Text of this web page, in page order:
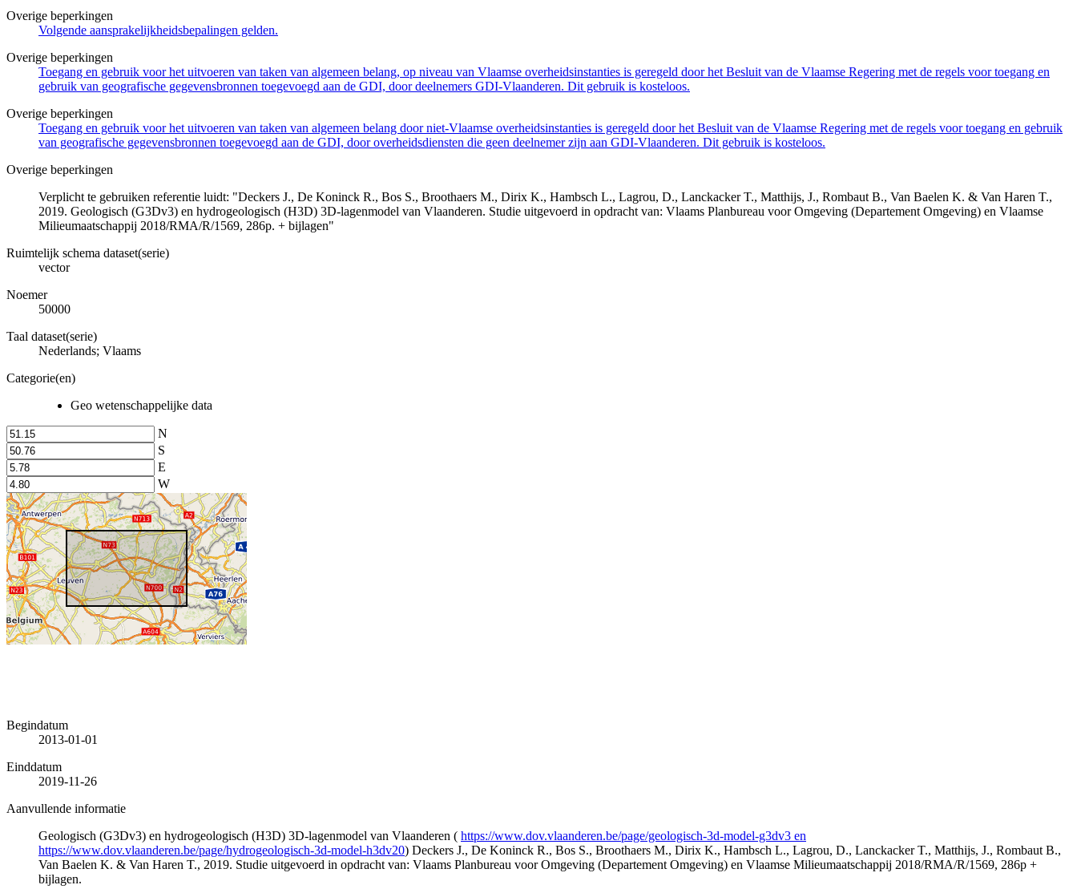
Overige beperkingen
Volgende aansprakelijkheidsbepalingen gelden.
Overige beperkingen
Toegang en gebruik voor het uitvoeren van taken van algemeen belang, op niveau van Vlaamse overheidsinstanties is geregeld door het Besluit van de Vlaamse Regering met de regels voor toegang en
gebruik van geografische gegevensbronnen toegevoegd aan de GDI, door deelnemers GDI-Vlaanderen. Dit gebruik is kosteloos.
Overige beperkingen
Toegang en gebruik voor het uitvoeren van taken van algemeen belang door niet-Vlaamse overheidsinstanties is geregeld door het Besluit van de Vlaamse Regering met de regels voor toegang en gebruik
van geografische gegevensbronnen toegevoegd aan de GDI, door overheidsdiensten die geen deelnemer zijn aan GDI-Vlaanderen. Dit gebruik is kosteloos.
Overige beperkingen
Verplicht te gebruiken referentie luidt: "Deckers J., De Koninck R., Bos S., Broothaers M., Dirix K., Hambsch L., Lagrou, D., Lanckacker T., Matthijs, J., Rombaut B., Van Baelen K. & Van Haren T.,
2019. Geologisch (G3Dv3) en hydrogeologisch (H3D) 3D-lagenmodel van Vlaanderen. Studie uitgevoerd in opdracht van: Vlaams Planbureau voor Omgeving (Departement Omgeving) en Vlaamse
Milieumaatschappij 2018/RMA/R/1569, 286p. + bijlagen"
Ruimtelijk schema dataset(serie)
vector
Noemer
50000
Taal dataset(serie)
Nederlands; Vlaams
Categorie(en)
Geo wetenschappelijke data
N
S
E
W
Begindatum
2013-01-01
Einddatum
2019-11-26
Aanvullende informatie
Geologisch (G3Dv3) en hydrogeologisch (H3D) 3D-lagenmodel van Vlaanderen ( https://www.dov.vlaanderen.be/page/geologisch-3d-model-g3dv3 en
https://www.dov.vlaanderen.be/page/hydrogeologisch-3d-model-h3dv20) Deckers J., De Koninck R., Bos S., Broothaers M., Dirix K., Hambsch L., Lagrou, D., Lanckacker T., Matthijs, J., Rombaut B.,
Van Baelen K. & Van Haren T., 2019. Studie uitgevoerd in opdracht van: Vlaams Planbureau voor Omgeving (Departement Omgeving) en Vlaamse Milieumaatschappij 2018/RMA/R/1569, 286p +
bijlagen.